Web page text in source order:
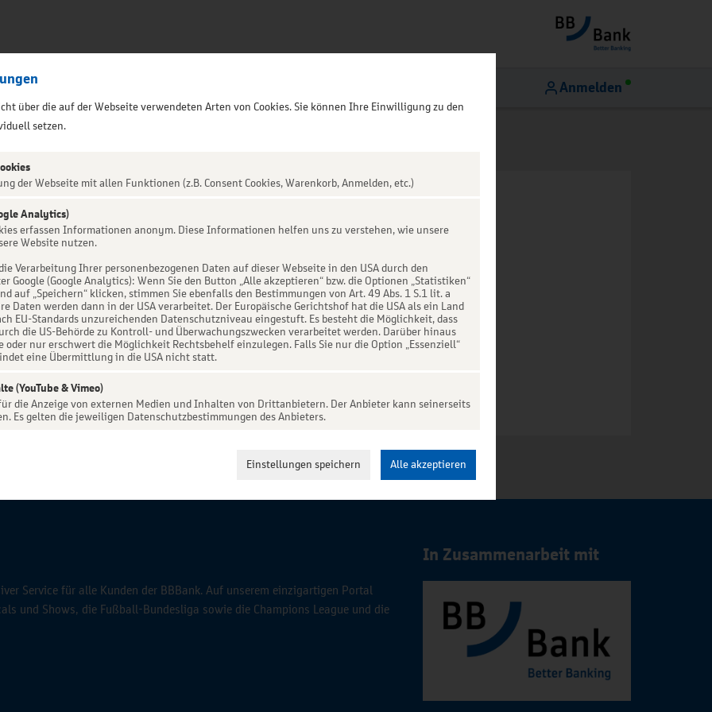
Anmelden
NICHT GEFUNDEN
Service für alle Kunden der BBBank. Auf unserem einzigartigen Portal
und Shows, die Fußball-Bundesliga sowie die Champions League und die
In Zusammenarbeit mit
über die auf der Webseite verwendeten Arten von Cookies. Sie können Ihre Einwilligung zu den
setzen.
der Webseite mit allen Funktionen (z.B. Consent Cookies, Warenkorb, Anmelden, etc.)
Analytics)
erfassen Informationen anonym. Diese Informationen helfen uns zu verstehen, wie unsere
Website nutzen.
Verarbeitung Ihrer personenbezogenen Daten auf dieser Webseite in den USA durch den
Google (Google Analytics): Wenn Sie den Button „Alle akzeptieren“ bzw. die Optionen „Statistiken“
auf „Speichern“ klicken, stimmen Sie ebenfalls den Bestimmungen von Art. 49 Abs. 1 S.1 lit. a
Daten werden dann in der USA verarbeitet. Der Europäische Gerichtshof hat die USA als ein Land
EU-Standards unzureichenden Datenschutzniveau eingestuft. Es besteht die Möglichkeit, dass
die US-Behörde zu Kontroll- und Überwachungszwecken verarbeitet werden. Darüber hinaus
oder nur erschwert die Möglichkeit Rechtsbehelf einzulegen. Falls Sie nur die Option „Essenziell“
eine Übermittlung in die USA nicht statt.
(YouTube & Vimeo)
die Anzeige von externen Medien und Inhalten von Drittanbietern. Der Anbieter kann seinerseits
Es gelten die jeweiligen Datenschutzbestimmungen des Anbieters.
Einstellungen speichern Alle akzeptieren